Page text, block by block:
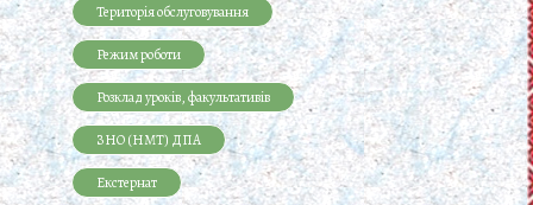
Територія обслуговування
Режим роботи
Розклад уроків, факультативів
ЗНО (НМТ) ДПА
Екстернат